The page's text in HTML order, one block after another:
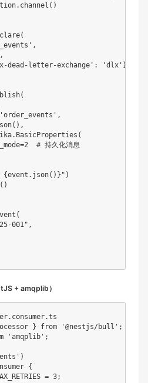
. channel ( )
(
,
,
dead-letter-exchange' : 'dlx' }
(
'order_events' ,
( ) ,
. BasicProperties (
=2
# 持久化消息
{event . json( ) } " )
( )
(
001" ,
+ amqplib）
} from '@nestjs/bull' ;
'amqplib' ;
)
{
= 3;